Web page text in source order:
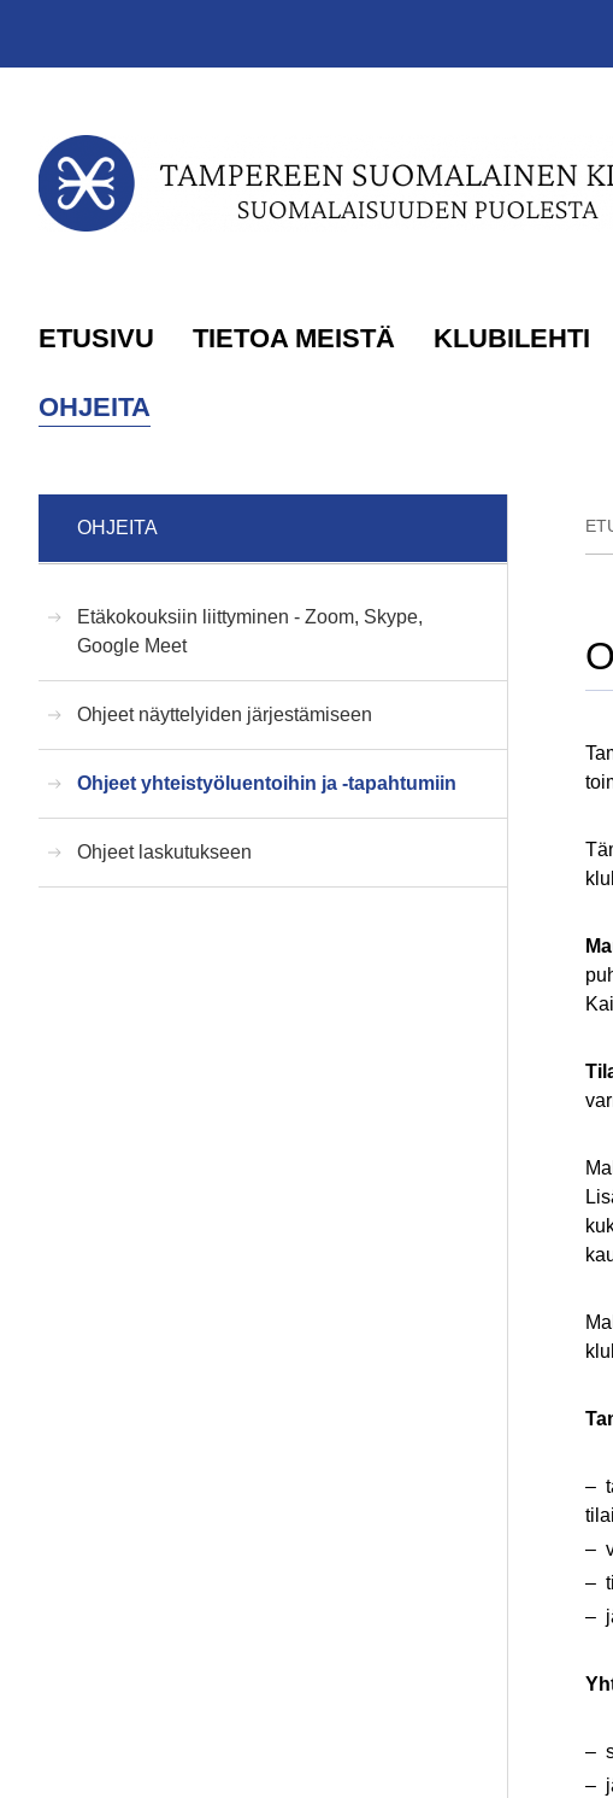
ETUSIVU TIETOA MEISTÄ KLUBILEHTI
OHJEITA
OHJEITA
Etäkokouksiin liittyminen - Zoom, Skype,
Google Meet
Ohjeet näyttelyiden järjestämiseen
Ohjeet yhteistyöluentoihin ja -tapahtumiin
Ohjeet laskutukseen